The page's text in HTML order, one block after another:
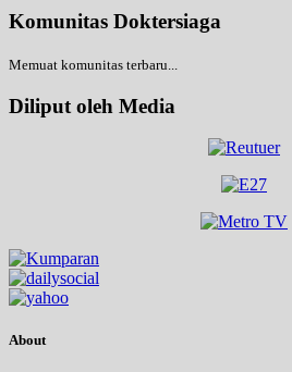
Komunitas Doktersiaga
Memuat komunitas terbaru...
Diliput oleh Media
About